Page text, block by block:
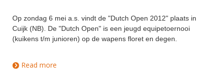
Op zondag 6 mei a.s. vindt de "Dutch Open 2012" plaats in
Cuijk (NB). De "Dutch Open" is een jeugd equipetoernooi
(kuikens t/m junioren) op de wapens floret en degen.
Read more